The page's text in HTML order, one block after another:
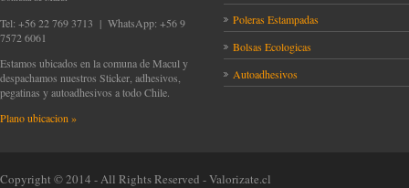
Tel: +56 22 769 3713 | WhatsApp: +56 9
7572 6061
Estamos ubicados en la comuna de Macul y
despachamos nuestros Sticker, adhesivos,
pegatinas y autoadhesivos a todo Chile.
Plano ubicacion »
Poleras Estampadas
Bolsas Ecologicas
Autoadhesivos
Copyright © 2014 - All Rights Reserved -Valorizate.cl